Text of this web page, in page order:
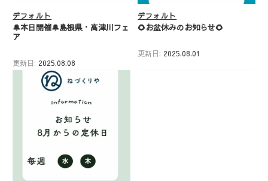
デフォルト
🔔本日開催🔔島根県・高津川フェ
ア
更新日: 2025.08.08
デフォルト
🌻お盆休みのお知らせ🌻
更新日: 2025.08.01